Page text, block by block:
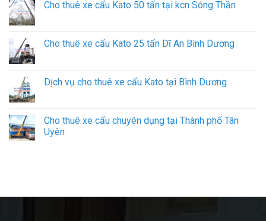
Cho thuê xe cẩu Kato 50 tấn tại kcn Sóng Thần
Cho thuê xe cẩu Kato 25 tấn Dĩ An Bình Dương
Dịch vụ cho thuê xe cẩu Kato tại Bình Dương
Cho thuê xe cẩu chuyên dụng tại Thành phố Tân
Uyên